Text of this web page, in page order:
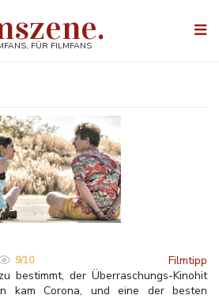
FÜR FILMFANS
9/10
Filmtipp
bestimmt, der Überraschungs-Kinohit
kam Corona, und eine der besten